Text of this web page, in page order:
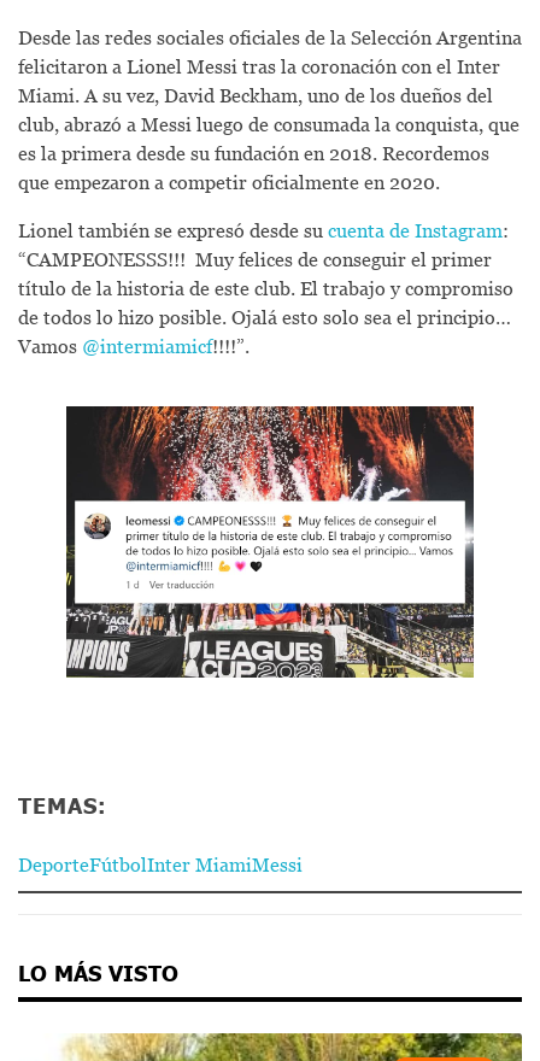
Desde las redes sociales oficiales de la Selección Argentina
felicitaron a Lionel Messi tras la coronación con el Inter
Miami. A su vez, David Beckham, uno de los dueños del
club, abrazó a Messi luego de consumada la conquista, que
es la primera desde su fundación en 2018. Recordemos
que empezaron a competir oficialmente en 2020.
Lionel también se expresó desde su cuenta de Instagram:
“CAMPEONESSS!!! Muy felices de conseguir el primer
título de la historia de este club. El trabajo y compromiso
de todos lo hizo posible. Ojalá esto solo sea el principio…
Vamos @intermiamicf!!!!”.
TEMAS:
DeporteFútbolInter MiamiMessi
LO MÁS VISTO